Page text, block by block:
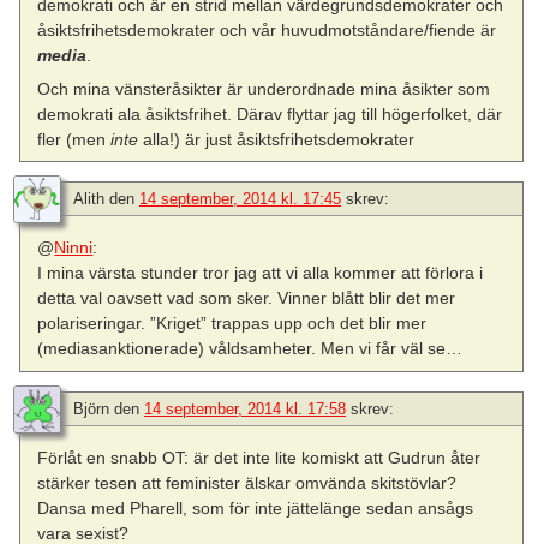
demokrati och är en strid mellan värdegrundsdemokrater och
åsiktsfrihetsdemokrater och vår huvudmotståndare/fiende är
media
Och mina vänsteråsikter är underordnade mina åsikter som
demokrati ala åsiktsfrihet. Därav flyttar jag till högerfolket, där
fler (meninte alla!) är just åsiktsfrihetsdemokrater
Alith den 14 september, 2014 kl. 17:45 skrev:
@Ninni:
I mina värsta stunder tror jag att vi alla kommer att förlora i
detta val oavsett vad som sker. Vinner blått blir det mer
polariseringar. ”Kriget” trappas upp och det blir mer
(mediasanktionerade) våldsamheter. Men vi får väl se…
Björn den 14 september, 2014 kl. 17:58 skrev:
Förlåt en snabb OT: är det inte lite komiskt att Gudrun åter
stärker tesen att feminister älskar omvända skitstövlar?
Dansa med Pharell, som för inte jättelänge sedan ansågs
vara sexist?